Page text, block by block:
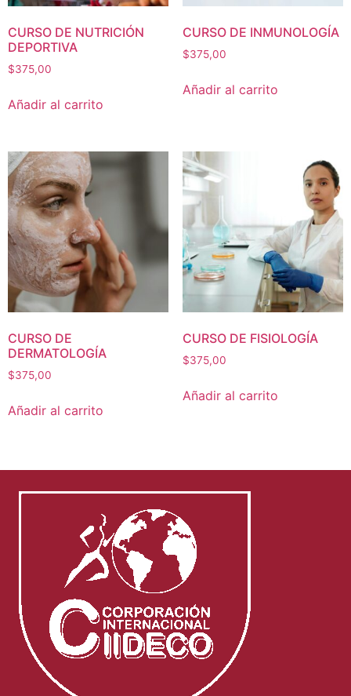
CURSO DE NUTRICIÓN
DEPORTIVA
$375,00
Añadir al carrito
CURSO DE INMUNOLOGÍA
$375,00
Añadir al carrito
CURSO DE
DERMATOLOGÍA
$375,00
Añadir al carrito
CURSO DE FISIOLOGÍA
$375,00
Añadir al carrito